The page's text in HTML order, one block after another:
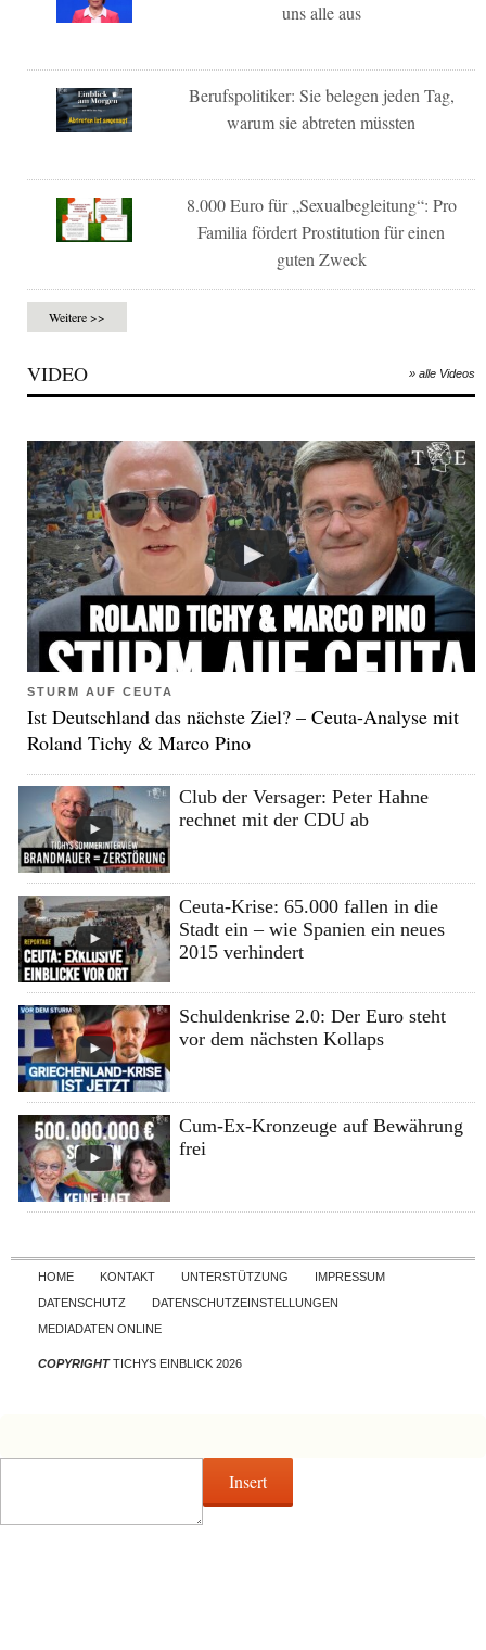
uns alle aus
Berufspolitiker: Sie belegen jeden Tag,
warum sie abtreten müssten
8.000 Euro für „Sexualbegleitung“: Pro
Familia fördert Prostitution für einen
guten Zweck
Weitere >>
VIDEO » alle Videos
STURM AUF CEUTA
Ist Deutschland das nächste Ziel? – Ceuta-Analyse mit
Roland Tichy & Marco Pino
Club der Versager: Peter Hahne
rechnet mit der CDU ab
Ceuta-Krise: 65.000 fallen in die
Stadt ein – wie Spanien ein neues
2015 verhindert
Schuldenkrise 2.0: Der Euro steht
vor dem nächsten Kollaps
Cum-Ex-Kronzeuge auf Bewährung
frei
Skip to content
HOME KONTAKT UNTERSTÜTZUNG
IMPRESSUM
DATENSCHUTZ
DATENSCHUTZEINSTELLUNGEN
MEDIADATEN ONLINE
COPYRIGHTTICHYS EINBLICK 2026
Insert